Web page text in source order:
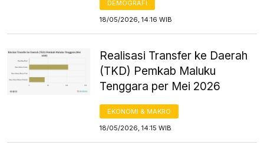
DEMOGRAFI
18/05/2026, 14:16 WIB
Realisasi Transfer ke Daerah
(TKD) Pemkab Maluku
Tenggara per Mei 2026
EKONOMI & MAKRO
18/05/2026, 14:15 WIB